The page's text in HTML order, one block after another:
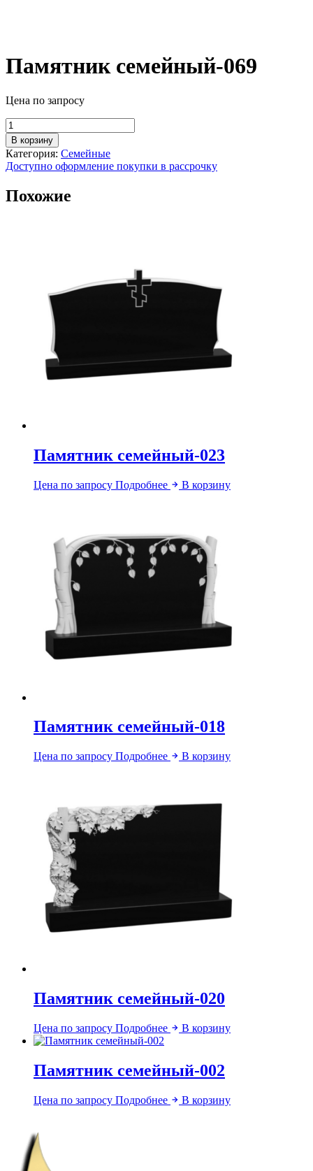
Памятник семейный-069
Цена по запросу
Количество
товара
Памятник
семейный-069
В корзину
Категория: Семейные
Доступно оформление покупки в рассрочку
Похожие
Памятник семейный-023
Цена по запросу Подробнее В корзину
Памятник семейный-018
Цена по запросу Подробнее В корзину
Памятник семейный-020
Цена по запросу Подробнее В корзину
Памятник семейный-002
Цена по запросу Подробнее В корзину